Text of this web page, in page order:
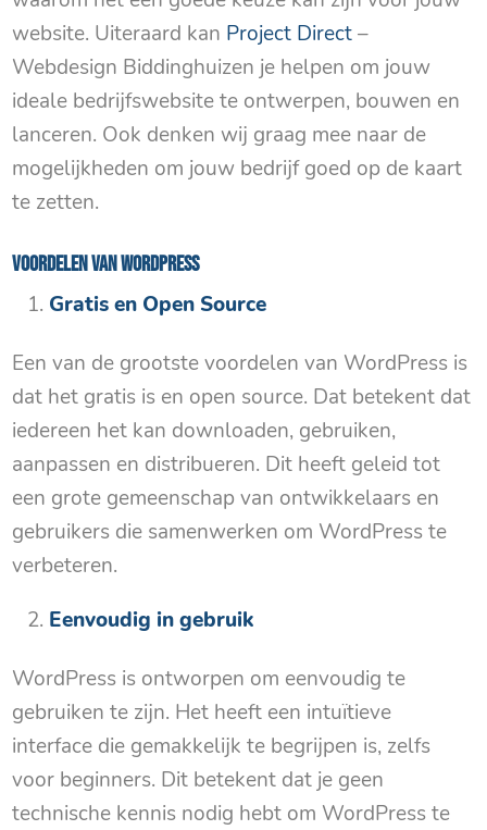
website. Uiteraard kan Project Direct–
Webdesign Biddinghuizen je helpen om jouw
ideale bedrijfswebsite te ontwerpen, bouwen en
lanceren. Ook denken wij graag mee naar de
mogelijkheden om jouw bedrijf goed op de kaart
te zetten.
Voordelen van WordPress
Gratis en Open Source
Een van de grootste voordelen van WordPress is
dat het gratis is en open source. Dat betekent dat
iedereen het kan downloaden, gebruiken,
aanpassen en distribueren. Dit heeft geleid tot
een grote gemeenschap van ontwikkelaars en
gebruikers die samenwerken om WordPress te
verbeteren.
Eenvoudig in gebruik
WordPress is ontworpen om eenvoudig te
gebruiken te zijn. Het heeft een intuïtieve
interface die gemakkelijk te begrijpen is, zelfs
voor beginners. Dit betekent dat je geen
technische kennis nodig hebt om WordPress te